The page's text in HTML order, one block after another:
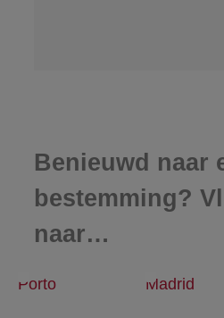
Benieuwd naar
bestemming?
naar…
Porto Madrid